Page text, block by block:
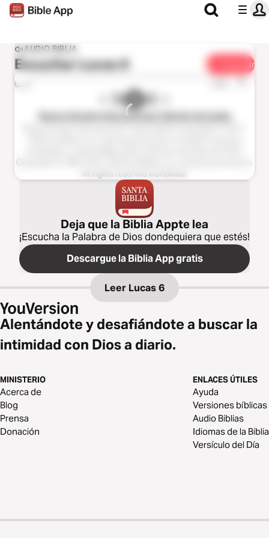
AUDIO BIBLIA
EscucharLucas 6 Compartir
0:00 1x
Nueva Versión Internacional, Edición de Audio
Copyright © 1999, 2015, 2022 by Biblica, Inc. Used by permission.
All rights reserved worldwide.
Deja que la Biblia Appte lea
¡Escucha la Palabra de Dios dondequiera que estés!
Descargue la Biblia App gratis
Leer Lucas 6
Alentándote y desafiándote a buscar la
intimidad con Dios a diario.
MINISTERIO
Acerca de
Blog
Prensa
Donación
ENLACES ÚTILES
Ayuda
Versiones bíblicas
Audio Biblias
Idiomas de la Biblia
Versículo del Día